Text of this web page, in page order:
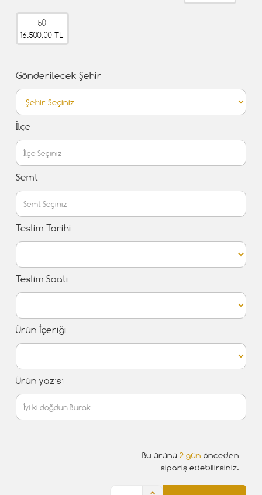
50
16.500,00 TL
Gönderilecek Şehir
İlçe
Semt
Teslim Tarihi
Teslim Saati
Ürün İçeriği
Ürün yazısı
Bu ürünü 2 gün önceden
sipariş edebilirsiniz.